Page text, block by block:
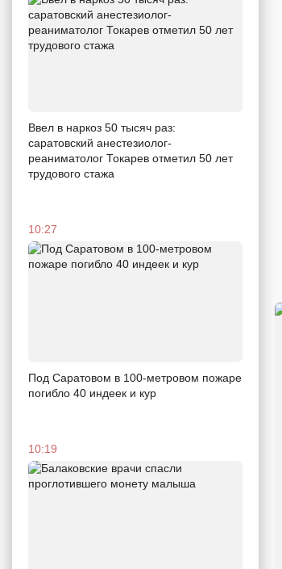
Ввел в наркоз 50 тысяч раз:
саратовский анестезиолог-
реаниматолог Токарев отметил 50 лет
трудового стажа
10:27
Под Саратовом в 100-метровом пожаре
погибло 40 индеек и кур
10:19